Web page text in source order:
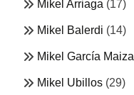
Mikel Arriaga (17)
Mikel Balerdi (14)
Mikel García Maiza
Mikel Ubillos (29)